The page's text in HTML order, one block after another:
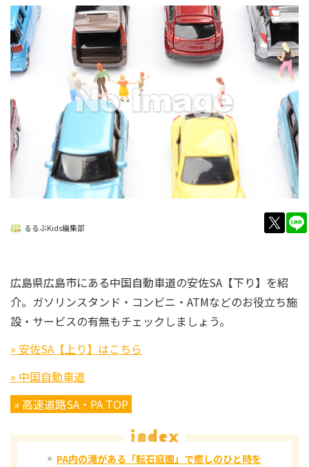
るるぶKids編集部
広島県広島市にある中国自動車道の安佐SA【下り】を紹
介。ガソリンスタンド・コンビニ・ATMなどのお役立ち施
設・サービスの有無もチェックしましょう。
» 安佐SA【上り】はこちら
» 中国自動車道
» 高速道路SA・PA TOP
PA内の滝がある「転石庭園」で癒しのひと時を